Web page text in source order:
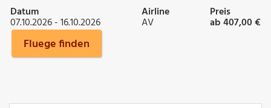
Datum
07.10.2026 - 16.10.2026
Airline
AV
Preis
ab 407,00 €
Fluege finden